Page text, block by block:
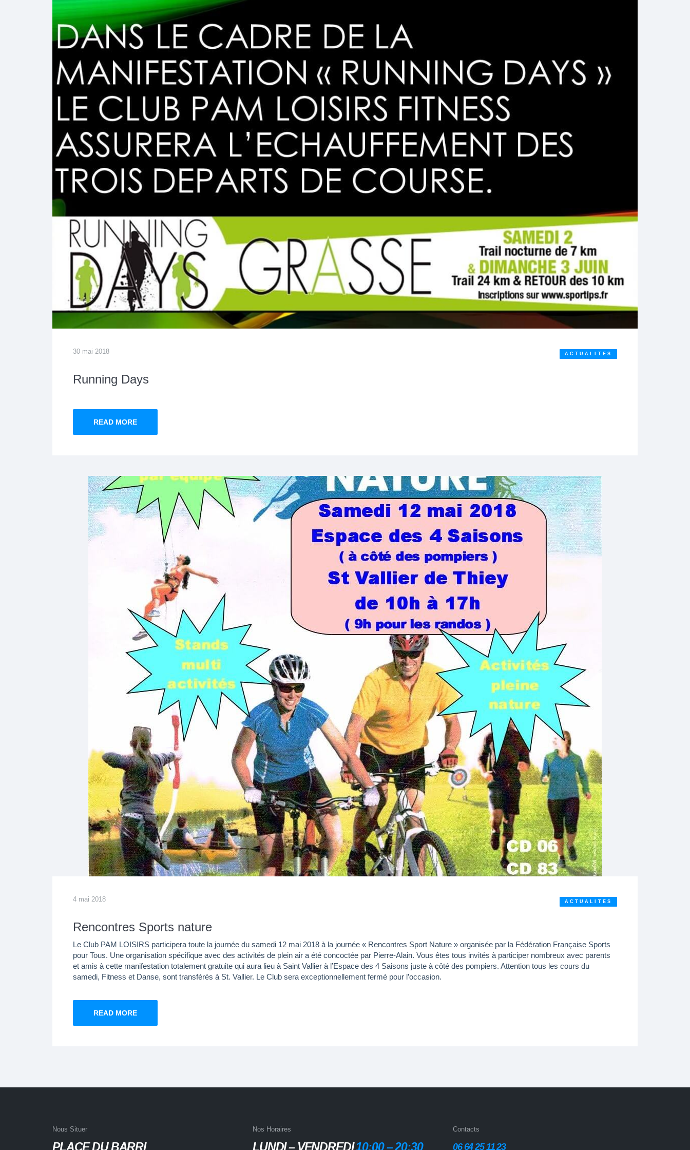
30 mai 2018 ACTUALITES
Running Days
READ MORE
4 mai 2018 ACTUALITES
Rencontres Sports nature
Le Club PAM LOISIRS participera toute la journée du samedi 12 mai 2018 à la journée « Rencontres Sport Nature » organisée par la Fédération Française Sports
pour Tous. Une organisation spécifique avec des activités de plein air a été concoctée par Pierre-Alain. Vous êtes tous invités à participer nombreux avec parents
et amis à cette manifestation totalement gratuite qui aura lieu à Saint Vallier à l’Espace des 4 Saisons juste à côté des pompiers. Attention tous les cours du
samedi, Fitness et Danse, sont transférés à St. Vallier. Le Club sera exceptionnellement fermé pour l’occasion.
READ MORE
Nous Situer
PLACE DU BARRI
Nos Horaires
LUNDI – VENDREDI10:00 – 20:30
Contacts
06 64 25 11 23